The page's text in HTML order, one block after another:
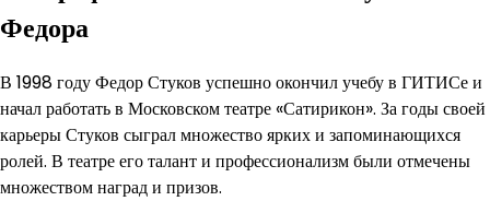
Федора
В 1998 году Федор Стуков успешно окончил учебу в ГИТИСе и
начал работать в Московском театре «Сатирикон». За годы своей
карьеры Стуков сыграл множество ярких и запоминающихся
ролей. В театре его талант и профессионализм были отмечены
множеством наград и призов.